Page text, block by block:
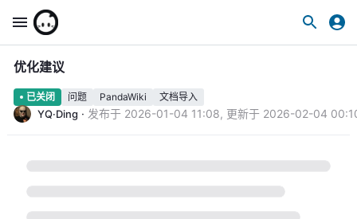
优化建议
已关闭 问题 PandaWiki 文档导入
YQ·Ding · 发布于 2026-01-04 11:08, 更新于 2026-02-04